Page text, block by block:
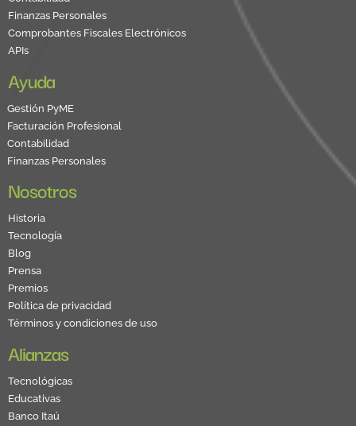
Finanzas Personales
Comprobantes Fiscales Electrónicos
APIs
Ayuda
Gestión PyME
Facturación Profesional
Contabilidad
Finanzas Personales
Nosotros
Historia
Tecnología
Blog
Prensa
Premios
Política de privacidad
Términos y condiciones de uso
Alianzas
Tecnológicas
Educativas
Banco Itaú